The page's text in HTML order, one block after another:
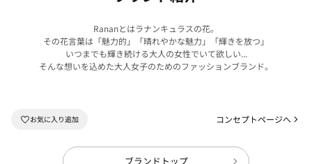
Rananとはラナンキュラスの花。
その花言葉は「魅力的」「晴れやかな魅力」「輝きを放つ」
いつまでも輝き続ける大人の女性でいて欲しい...
そんな想いを込めた大人女子のためのファッションブランド。
コンセプトページへ
ブランドトップ